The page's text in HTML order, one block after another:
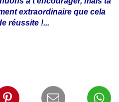
extraordinaire que cela
réussite !...